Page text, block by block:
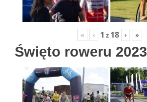
« ‹ 1 z 18 › »
Święto roweru 2023